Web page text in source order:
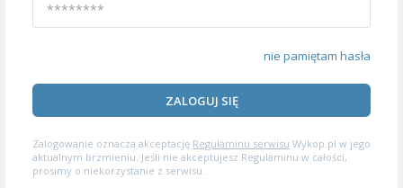
nie pamiętam hasła
ZALOGUJ SIĘ
Zalogowanie oznacza akceptację Regulaminu serwisu Wykop.pl w jego
aktualnym brzmieniu. Jeśli nie akceptujesz Regulaminu w całości,
prosimy o niekorzystanie z serwisu.